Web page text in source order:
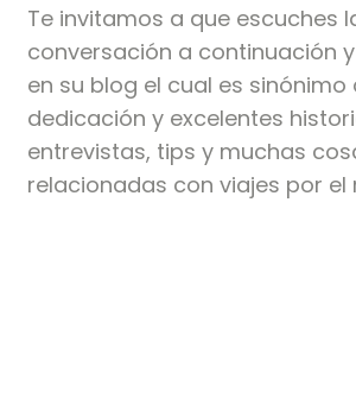
Te invitamos a que escuches
conversación a continuación
en su blog el cual es sinónimo
dedicación y excelentes
entrevistas, tips y muchas
relacionadas con viajes por el